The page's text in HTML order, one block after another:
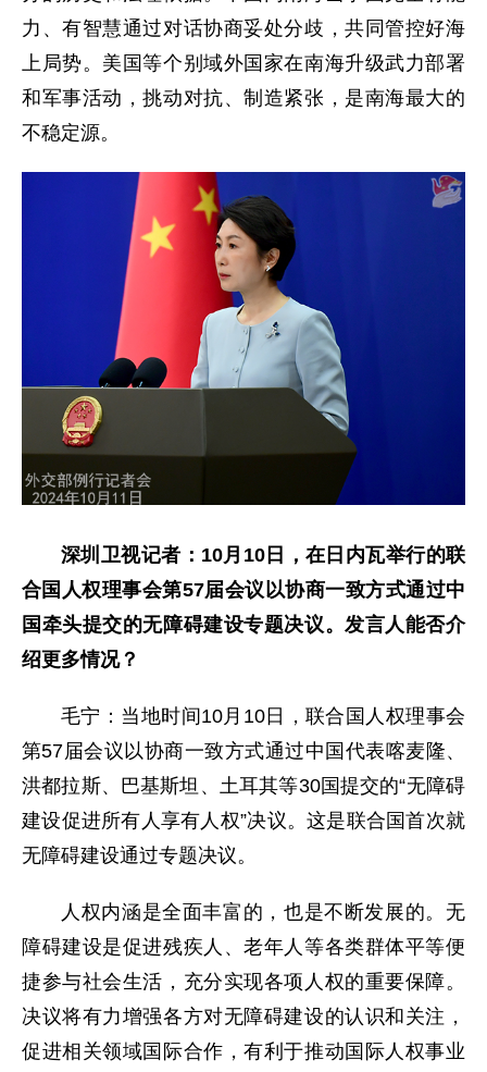
力、有智慧通过对话协商妥处分歧，共同管控好海
上局势。美国等个别域外国家在南海升级武力部署
和军事活动，挑动对抗、制造紧张，是南海最大的
不稳定源。
深圳卫视记者：10月10日，在日内瓦举行的联
合国人权理事会第57届会议以协商一致方式通过中
国牵头提交的无障碍建设专题决议。发言人能否介
绍更多情况？
毛宁： 当地时间10月10日，联合国人权理事会
第57届会议以协商一致方式通过中国代表喀麦隆、
洪都拉斯、巴基斯坦、土耳其等30国提交的“无障碍
建设促进所有人享有人权”决议。这是联合国首次就
无障碍建设通过专题决议。
人权内涵是全面丰富的，也是不断发展的。无
障碍建设是促进残疾人、老年人等各类群体平等便
捷参与社会生活，充分实现各项人权的重要保障。
决议将有力增强各方对无障碍建设的认识和关注，
促进相关领域国际合作，有利于推动国际人权事业